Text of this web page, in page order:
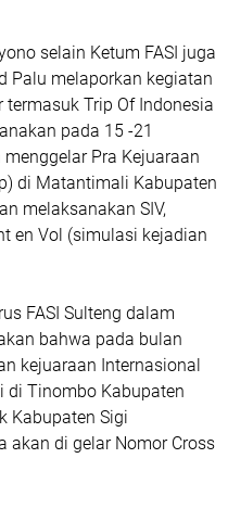
selain Ketum FASI juga
Palu melaporkan kegiatan
termasuk Trip Of Indonesia
pada 15 -21
Pra Kejuaraan
di Matantimali Kabupaten
melaksanakan SIV,
en Vol (simulasi kejadian
FASI Sulteng dalam
bahwa pada bulan
kejuaraan Internasional
di Tinombo Kabupaten
Kabupaten Sigi
akan di gelar Nomor Cross